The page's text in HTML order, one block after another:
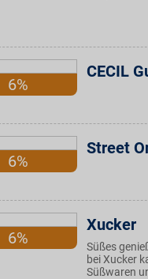
6%
CECIL
6%
Street
6%
Xucker
Süßes
bei Xucker
Süßwaren